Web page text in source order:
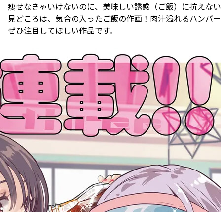
痩せなきゃいけないのに、美味しい誘惑（ご飯）に抗えな
見どころは、気合の入ったご飯の作画！肉汁溢れるハン
ぜひ注目してほしい作品です。